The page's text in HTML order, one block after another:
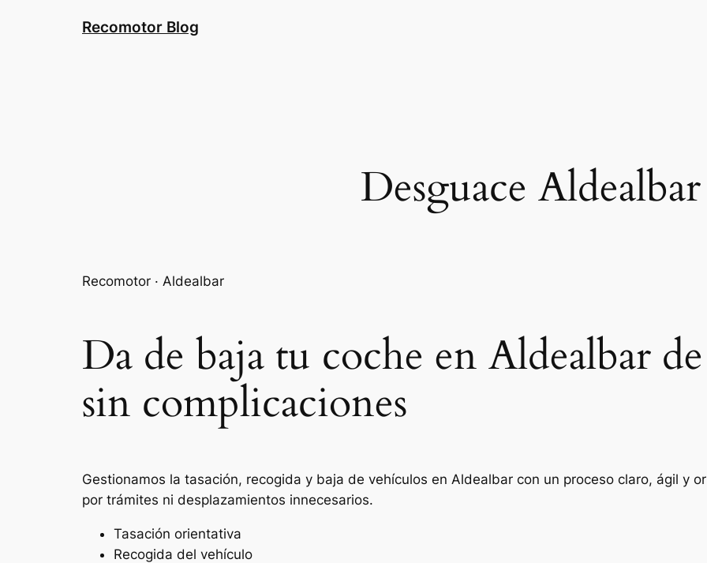
Recomotor Blog
Desguace Aldealbar
Recomotor · Aldealbar
Da de baja tu coche en Aldealbar
sin complicaciones
Gestionamos la tasación, recogida y baja de vehículos en Aldealbar con un proceso claro, ágil y
por trámites ni desplazamientos innecesarios.
Tasación orientativa
Recogida del vehículo